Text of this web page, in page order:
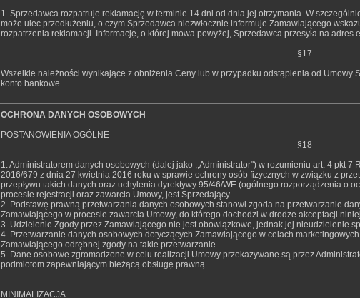
1. Sprzedawca rozpatruje reklamację w terminie 14 dni od dnia jej otrzymania. W
może ulec przedłużeniu, o czym Sprzedawca niezwłocznie informuje Zamawiającego
rozpatrzenia reklamacji. Informację, o której mowa powyżej, Sprzedawca przesyła na
§17
Wszelkie należności wynikające z obniżenia Ceny lub w przypadku odstąpienia od Umowy
konto bankowe.
OCHRONA DANYCH OSOBOWYCH
POSTANOWIENIA OGÓLNE
§18
1. Administratorem danych osobowych (dalej jako ,,Administrator") w rozumieniu art. 4 pkt
2016/679 z dnia 27 kwietnia 2016 roku w sprawie ochrony osób fizycznych w związku z
przepływu takich danych oraz uchylenia dyrektywy 95/46/WE (ogólnego rozporządzenia o
procesie rejestracji oraz zawarcia Umowy, jest Sprzedający.
2. Podstawę prawną przetwarzania danych osobowych stanowi zgoda na przetwarzanie
Zamawiającego w procesie zawarcia Umowy, do którego dochodzi w drodze akceptacji
3. Udzielenie Zgody przez Zamawiającego nie jest obowiązkowe, jednak jej nieudzielenie
4. Przetwarzanie danych osobowych dotyczących Zamawiającego w celach
Zamawiającego odrębnej zgody na takie przetwarzanie.
5. Dane osobowe zgromadzone w celu realizacji Umowy przekazywane są przez
podmiotom zapewniającym bieżącą obsługę prawną.
MINIMALIZACJA